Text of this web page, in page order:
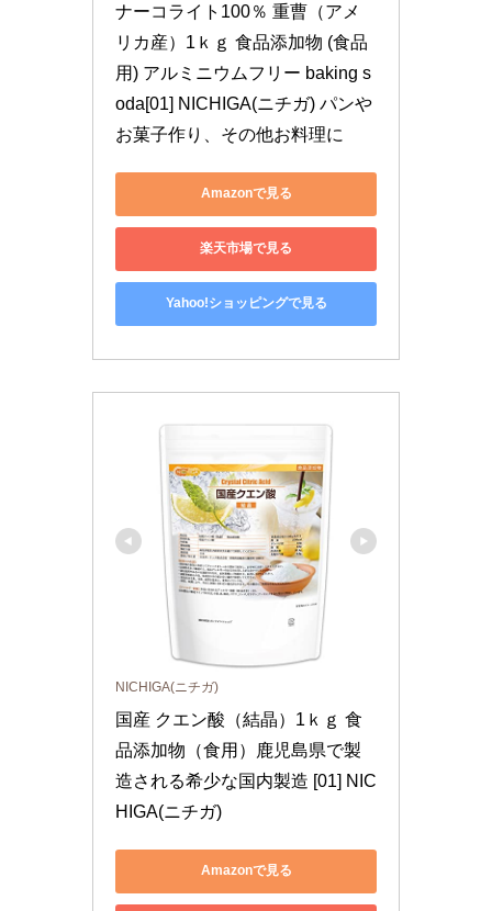
ナーコライト100％ 重曹（アメ
リカ産）1ｋｇ 食品添加物 (食品
用) アルミニウムフリー baking s
oda[01] NICHIGA(ニチガ) パンや
お菓子作り、その他お料理に
Amazonで見る
楽天市場で見る
Yahoo!ショッピングで見る
NICHIGA(ニチガ)
国産 クエン酸（結晶）1ｋｇ 食
品添加物（食用）鹿児島県で製
造される希少な国内製造 [01] NIC
HIGA(ニチガ)
Amazonで見る